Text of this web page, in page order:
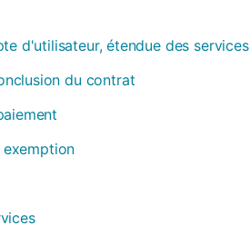
d'utilisateur, étendue des services
du contrat